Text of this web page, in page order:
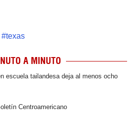
#texas
A MINUTO
escuela tailandesa deja al menos ocho
Centroamericano